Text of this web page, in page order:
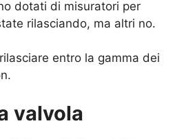
dotati di misuratori per
rilasciando, ma altri no.
entro la gamma dei
valvola